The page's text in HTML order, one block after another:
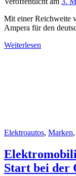
Mit einer Reichweite
Ampera für den
Weiterlesen
Elektroautos, Marken,
Start bei der